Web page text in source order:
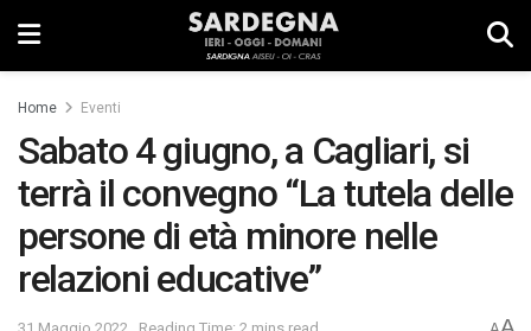
Home Eventi
Sabato 4 giugno, a Cagliari, si
terrà il convegno “La tutela delle
persone di età minore nelle
relazioni educative”